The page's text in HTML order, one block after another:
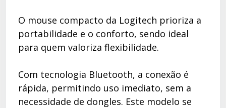
O mouse compacto da Logitech prioriza a
portabilidade e o conforto, sendo ideal
para quem valoriza flexibilidade.
Com tecnologia Bluetooth, a conexão é
rápida, permitindo uso imediato, sem a
necessidade de dongles. Este modelo se